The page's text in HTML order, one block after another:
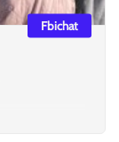
Fbichat